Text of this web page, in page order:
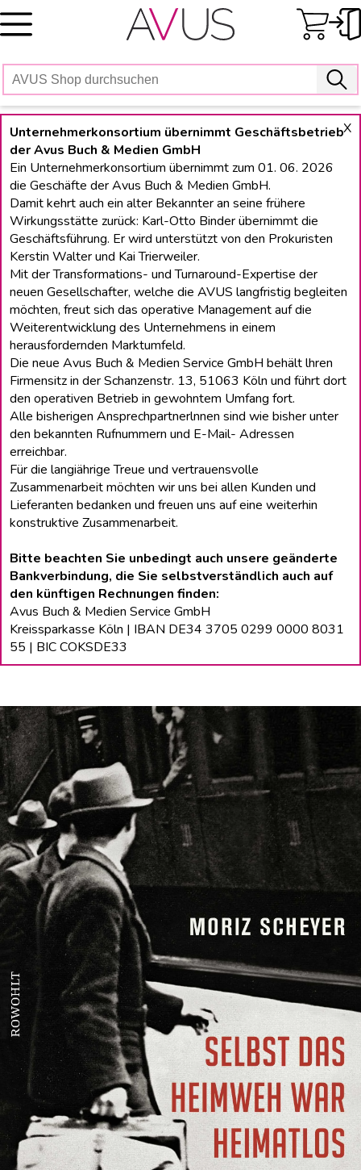
Skip
to
X
Unternehmerkonsortium übernimmt Geschäftsbetrieb
der Avus Buch & Medien GmbH
Ein Unternehmerkonsortium übernimmt zum 01. 06. 2026
die Geschäfte der Avus Buch & Medien GmbH.
Damit kehrt auch ein alter Bekannter an seine frühere
Wirkungsstätte zurück: Karl-Otto Binder übernimmt die
Geschäftsführung. Er wird unterstützt von den Prokuristen
Kerstin Walter und Kai Trierweiler.
Mit der Transformations- und Turnaround-Expertise der
neuen Gesellschafter, welche die AVUS langfristig begleiten
möchten, freut sich das operative Management auf die
Weiterentwicklung des Unternehmens in einem
herausfordernden Marktumfeld.
Die neue Avus Buch & Medien Service GmbH behält lhren
Firmensitz in der Schanzenstr. 13, 51063 Köln und führt dort
den operativen Betrieb in gewohntem Umfang fort.
Alle bisherigen Ansprechpartnerlnnen sind wie bisher unter
den bekannten Rufnummern und E-Mail- Adressen
erreichbar.
Für die langiährige Treue und vertrauensvolle
Zusammenarbeit möchten wir uns bei allen Kunden und
Lieferanten bedanken und freuen uns auf eine weiterhin
konstruktive Zusammenarbeit.
Bitte beachten Sie unbedingt auch unsere geänderte
Bankverbindung, die Sie selbstverständlich auch auf
den künftigen Rechnungen finden:
Avus Buch & Medien Service GmbH
Kreissparkasse Köln | IBAN DE34 3705 0299 0000 8031
55 | BIC COKSDE33